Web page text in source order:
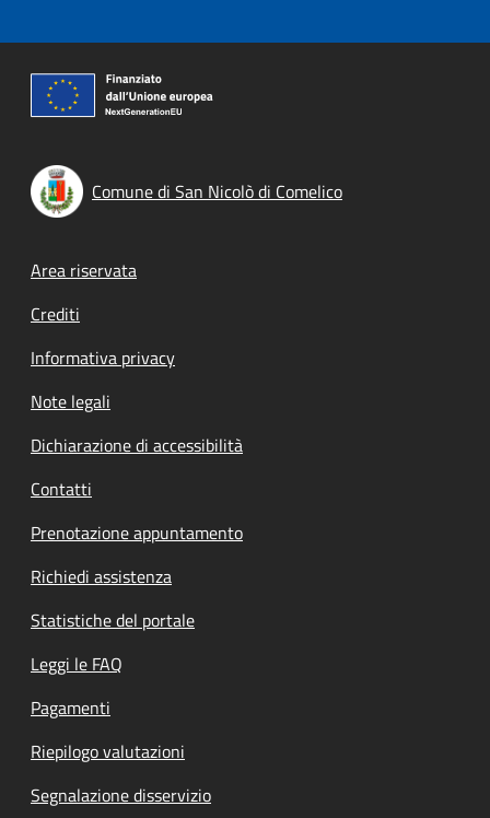
Comune di San Nicolò di Comelico
Footer menu
Area riservata
Crediti
Informativa privacy
Note legali
Dichiarazione di accessibilità
Contatti
Prenotazione appuntamento
Richiedi assistenza
Statistiche del portale
Leggi le FAQ
Pagamenti
Riepilogo valutazioni
Segnalazione disservizio